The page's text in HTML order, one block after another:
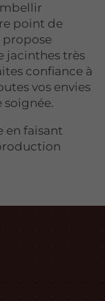
point de
propose
jacinthes très
confiance à
vos envies
soignée.
en faisant